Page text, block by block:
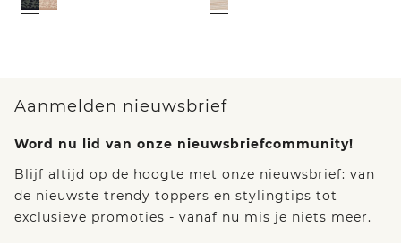
Aanmelden nieuwsbrief
Word nu lid van onze nieuwsbriefcommunity!
Blijf altijd op de hoogte met onze nieuwsbrief: van
de nieuwste trendy toppers en stylingtips tot
exclusieve promoties - vanaf nu mis je niets meer.